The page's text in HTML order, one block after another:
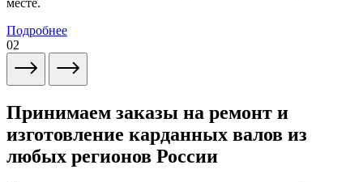
месте.
Подробнее
02
Принимаем заказы на ремонт и
изготовление карданных валов из
любых регионов России